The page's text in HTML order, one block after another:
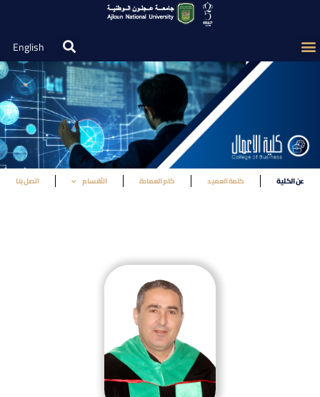
English
عن الكلية كلمة العميد كادر العمادة الأقسام اتصل بنا